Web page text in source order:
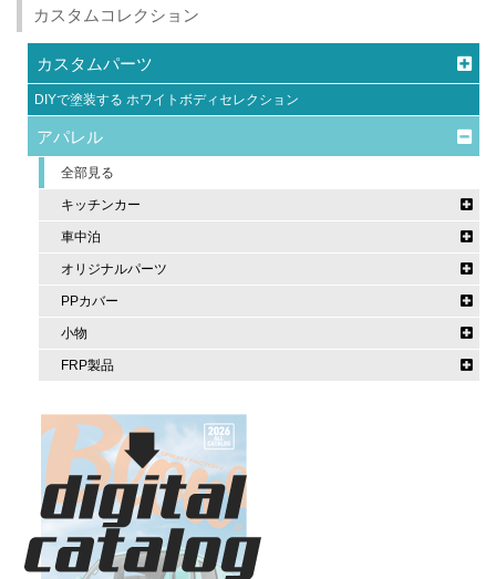
カスタムコレクション
カスタムパーツ
DIYで塗装する ホワイトボディセレクション
アパレル
全部見る
キッチンカー
車中泊
オリジナルパーツ
PPカバー
小物
FRP製品